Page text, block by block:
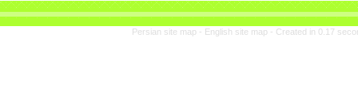
Persian site map -